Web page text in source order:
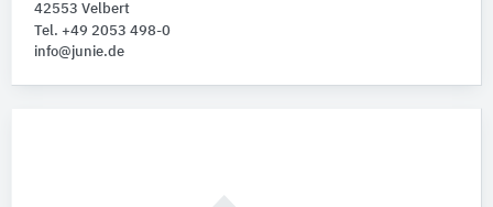
42553 Velbert
Tel. +49 2053 498-0
info@junie.de